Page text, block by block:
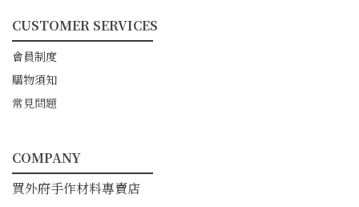
CUSTOMER SERVICES
━━━━━━━━━━━
會員制度
購物須知
常見問題
COMPANY
━━━━━━━━━━━
買外府手作材料專賣店